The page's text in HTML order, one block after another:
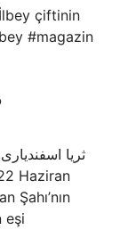
çiftinin
#magazin
Şahı’nın
eşi